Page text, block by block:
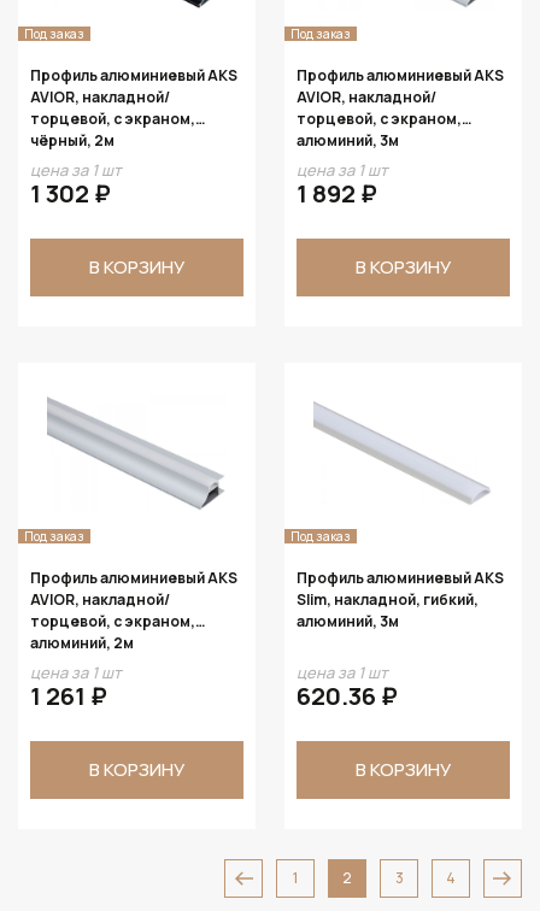
Под заказ
Профиль алюминиевый AKS
AVIOR, накладной/
торцевой, с экраном,
чёрный, 2м
цена за 1 шт
1 302 ₽
В КОРЗИНУ
Под заказ
Профиль алюминиевый AKS
AVIOR, накладной/
торцевой, с экраном,
алюминий, 3м
цена за 1 шт
1 892 ₽
В КОРЗИНУ
Под заказ
Профиль алюминиевый AKS
AVIOR, накладной/
торцевой, с экраном,
алюминий, 2м
цена за 1 шт
1 261 ₽
В КОРЗИНУ
Под заказ
Профиль алюминиевый AKS
Slim, накладной, гибкий,
алюминий, 3м
цена за 1 шт
620.36 ₽
В КОРЗИНУ
1 2 3 4